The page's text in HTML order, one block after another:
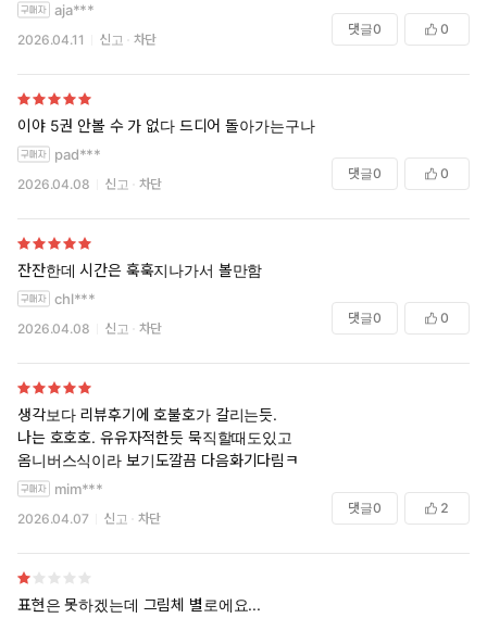
aja***
2026.04.11 신고 차단
댓글0 0
이야 5권 안볼 수 가 없다 드디어 돌아가는구나
pad***
2026.04.08 신고 차단
댓글0 0
잔잔한데 시간은 훅훅지나가서 볼만함
chl***
2026.04.08 신고 차단
댓글0 0
생각보다 리뷰후기에 호불호가 갈리는듯.
나는 호호호. 유유자적한듯 묵직할때도있고
옴니버스식이라 보기도깔끔 다음화기다림ㅋ
mim***
2026.04.07 신고 차단
댓글0 2
표현은 못하겠는데 그림체 별로에요...